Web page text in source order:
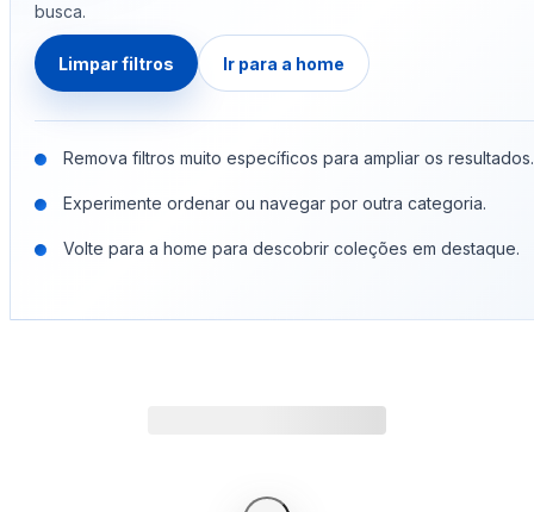
busca.
Limpar filtros Ir para a home
Remova filtros muito específicos para ampliar os resultados.
Experimente ordenar ou navegar por outra categoria.
Volte para a home para descobrir coleções em destaque.